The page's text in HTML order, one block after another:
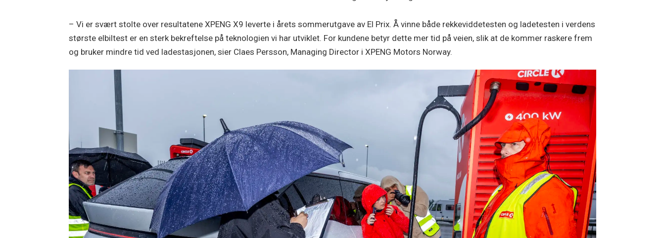
– Vi er svært stolte over resultatene XPENG X9 leverte i årets sommerutgave av El Prix. Å vinne både rekkeviddetesten og ladetesten i verdens
største elbiltest er en sterk bekreftelse på teknologien vi har utviklet. For kundene betyr dette mer tid på veien, slik at de kommer raskere frem
og bruker mindre tid ved ladestasjonen, sier Claes Persson, Managing Director i XPENG Motors Norway.